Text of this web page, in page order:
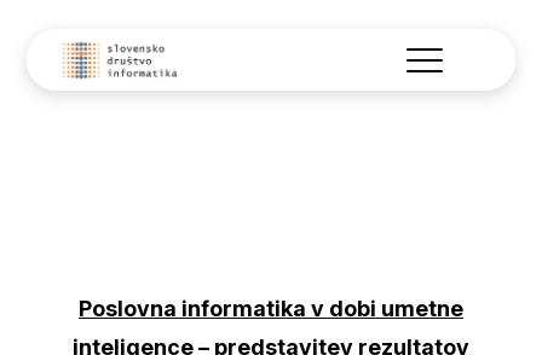
Poslovna informatika v dobi umetne
inteligence – predstavitev rezultatov